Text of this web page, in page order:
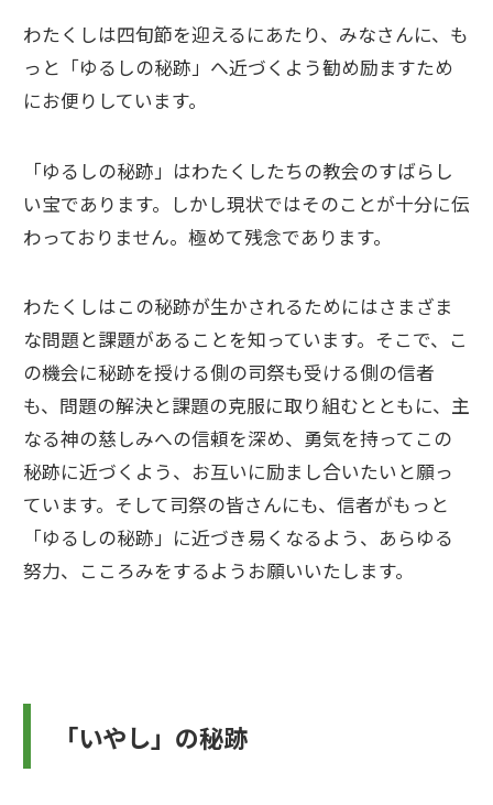
わたくしは四旬節を迎えるにあたり、みなさんに、も
っと「ゆるしの秘跡」へ近づくよう勧め励ますため
にお便りしています。
「ゆるしの秘跡」はわたくしたちの教会のすばらし
い宝であります。しかし現状ではそのことが十分に伝
わっておりません。極めて残念であります。
わたくしはこの秘跡が生かされるためにはさまざま
な問題と課題があることを知っています。そこで、こ
の機会に秘跡を授ける側の司祭も受ける側の信者
も、問題の解決と課題の克服に取り組むとともに、主
なる神の慈しみへの信頼を深め、勇気を持ってこの
秘跡に近づくよう、お互いに励まし合いたいと願っ
ています。そして司祭の皆さんにも、信者がもっと
「ゆるしの秘跡」に近づき易くなるよう、あらゆる
努力、こころみをするようお願いいたします。
「いやし」の秘跡